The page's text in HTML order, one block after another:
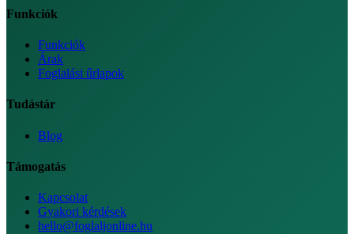
Funkciók
Funkciók
Árak
Foglalási űrlapok
Tudástár
Blog
Támogatás
Kapcsolat
Gyakori kérdések
hello@foglaljonline.hu